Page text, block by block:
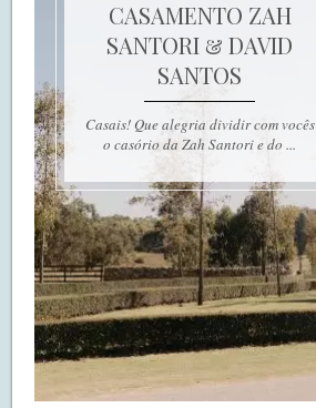
CASAMENTO ZAH
SANTORI & DAVID
SANTOS
Casais! Que alegria dividir com vocês
o casório da Zah Santori e do ...